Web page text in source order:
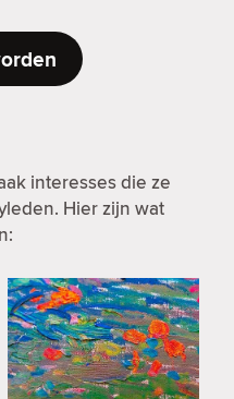
interesses die ze
Hier zijn wat